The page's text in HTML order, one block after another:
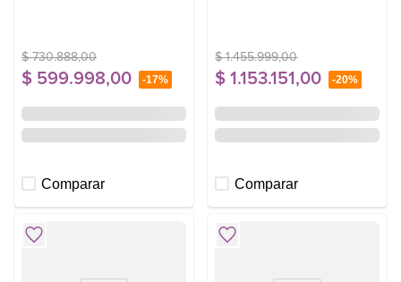
$ 730.888,00
$ 599.998,00 -17%
Comparar
$ 1.455.999,00
$ 1 .153.151 ,00 -20%
Comparar